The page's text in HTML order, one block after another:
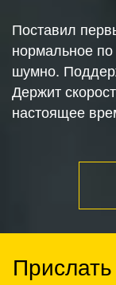
Поставил
нормальное
шумно.
Держит
настоящее